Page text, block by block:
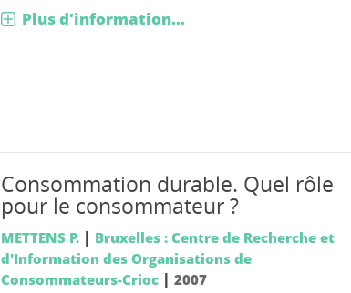
Plus d'information...
Consommation durable. Quel rôle
pour le consommateur ?
METTENS P. | Bruxelles : Centre de Recherche et
d'Information des Organisations de
Consommateurs-Crioc| 2007